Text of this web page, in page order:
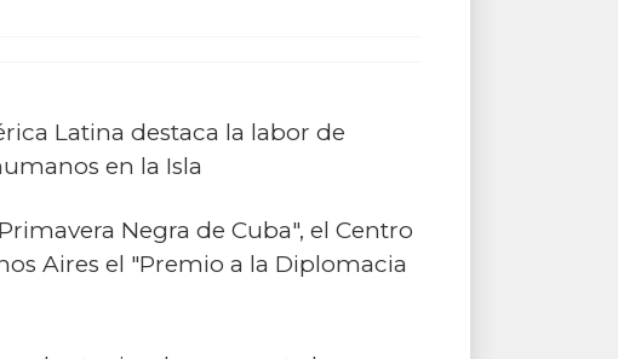
Latina destaca la labor de
en la Isla
Negra de Cuba", el Centro
Aires el "Premio a la Diplomacia